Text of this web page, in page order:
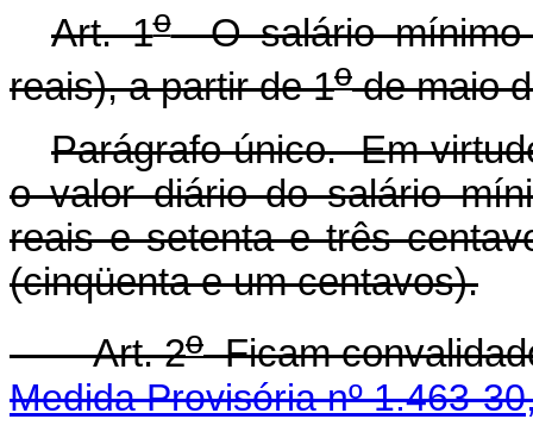
Art. 1oO salário mínimo
reais), a partir de 1ode maio
Parágrafo único. Em
o valor diário do salário
reais e setenta e três
(cinqüenta e um centavos).
Art. 2oFicam
Medida Provisória nº 1.463-